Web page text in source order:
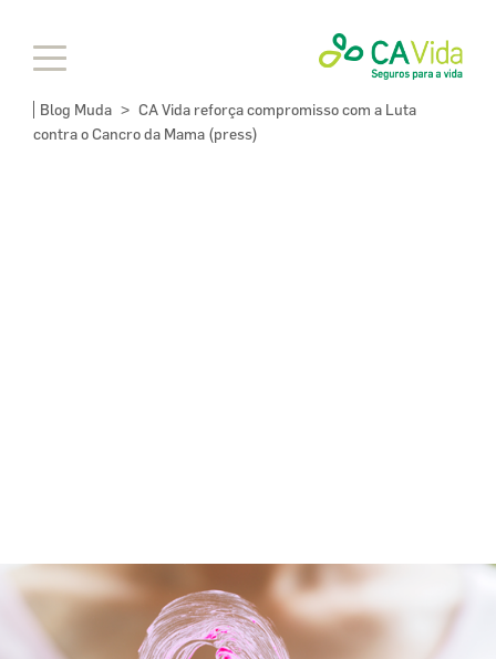
Blog Muda > CA Vida reforça compromisso com a Luta
contra o Cancro da Mama (press)